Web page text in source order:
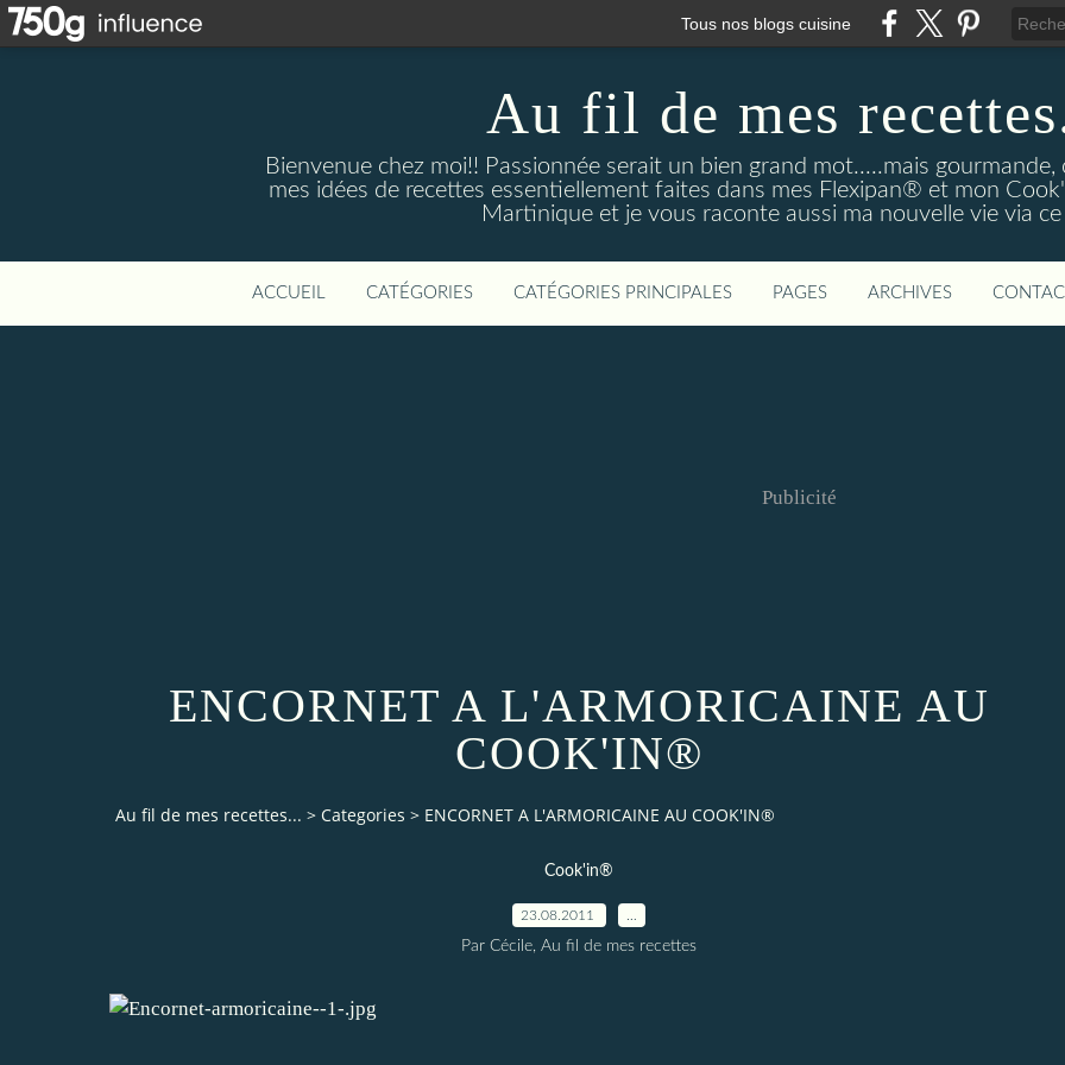
Tous nos blogs cuisine
Au fil de mes
Bienvenue chez moi!! Passionnée serait un bien grand mot.....mais gourmande,
mes idées de recettes essentiellement faites dans mes Flexipan® et mon
Martinique et je vous raconte aussi ma nouvelle vie via ce
ACCUEIL CATÉGORIES CATÉGORIES PRINCIPALES PAGES ARCHIVES
Publicité
ENCORNET A L'ARMORICAINE AU
COOK'IN®
Au fil de mes recettes... > Categories > ENCORNET A L'ARMORICAINE AU COOK'IN®
Cook'in®
23.08.2011
Par Cécile, Au fil de mes recettes